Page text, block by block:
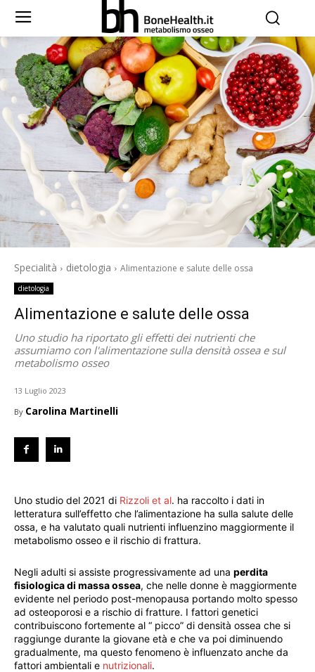
Specialità dietologia Alimentazione e salute delle ossa
dietologia
Alimentazione e salute delle ossa
Uno studio ha riportato gli effetti dei nutrienti che
assumiamo con l'alimentazione sulla densità ossea e sul
metabolismo osseo
13 Luglio 2023
By Carolina Martinelli
Uno studio del 2021 di Rizzoli et al. ha raccolto i dati in
letteratura sull’effetto che l’alimentazione ha sulla salute delle
ossa, e ha valutato quali nutrienti influenzino maggiormente il
metabolismo osseo e il rischio di frattura.
Negli adulti si assiste progressivamente ad una perdita
fisiologica di massa ossea, che nelle donne è maggiormente
evidente nel periodo post-menopausa portando molto spesso
ad osteoporosi e a rischio di fratture. I fattori genetici
contribuiscono fortemente al “ picco” di densità ossea che si
raggiunge durante la giovane età e che va poi diminuendo
gradualmente, ma questo fenomeno è influenzato anche da
fattori ambientali e nutrizionali.